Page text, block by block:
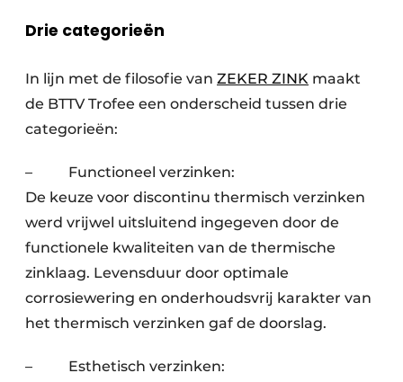
Drie categorieën
In lijn met de filosofie van ZEKER ZINK maakt
de BTTV Trofee een onderscheid tussen drie
categorieën:
– Functioneel verzinken:
De keuze voor discontinu thermisch verzinken
werd vrijwel uitsluitend ingegeven door de
functionele kwaliteiten van de thermische
zinklaag. Levensduur door optimale
corrosiewering en onderhoudsvrij karakter van
het thermisch verzinken gaf de doorslag.
– Esthetisch verzinken: